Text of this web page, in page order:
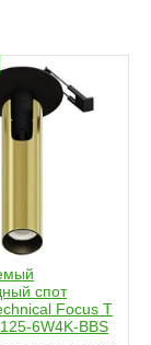
спот
Focus T
6W4K-BBS